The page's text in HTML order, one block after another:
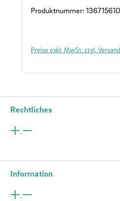
Produktnummer:
Preise exkl. MwSt. zzgl.
Rechtliches
Information